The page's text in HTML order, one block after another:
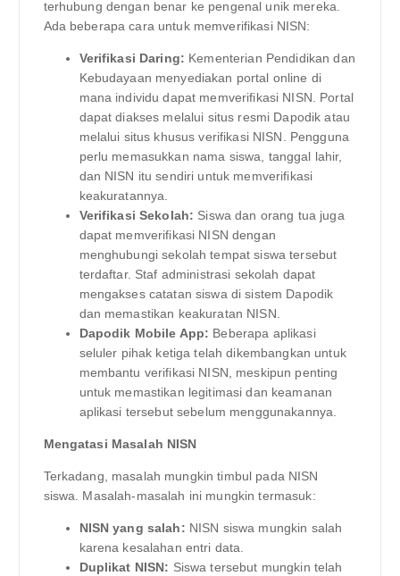
terhubung dengan benar ke pengenal unik mereka.
Ada beberapa cara untuk memverifikasi NISN:
Verifikasi Daring: Kementerian Pendidikan dan
Kebudayaan menyediakan portal online di
mana individu dapat memverifikasi NISN. Portal
dapat diakses melalui situs resmi Dapodik atau
melalui situs khusus verifikasi NISN. Pengguna
perlu memasukkan nama siswa, tanggal lahir,
dan NISN itu sendiri untuk memverifikasi
keakuratannya.
Verifikasi Sekolah: Siswa dan orang tua juga
dapat memverifikasi NISN dengan
menghubungi sekolah tempat siswa tersebut
terdaftar. Staf administrasi sekolah dapat
mengakses catatan siswa di sistem Dapodik
dan memastikan keakuratan NISN.
Dapodik Mobile App: Beberapa aplikasi
seluler pihak ketiga telah dikembangkan untuk
membantu verifikasi NISN, meskipun penting
untuk memastikan legitimasi dan keamanan
aplikasi tersebut sebelum menggunakannya.
Mengatasi Masalah NISN
Terkadang, masalah mungkin timbul pada NISN
siswa. Masalah-masalah ini mungkin termasuk:
NISN yang salah: NISN siswa mungkin salah
karena kesalahan entri data.
Duplikat NISN: Siswa tersebut mungkin telah